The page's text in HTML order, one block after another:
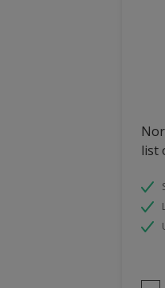
list